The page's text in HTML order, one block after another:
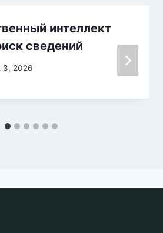
интеллект
сведений
3, 2026